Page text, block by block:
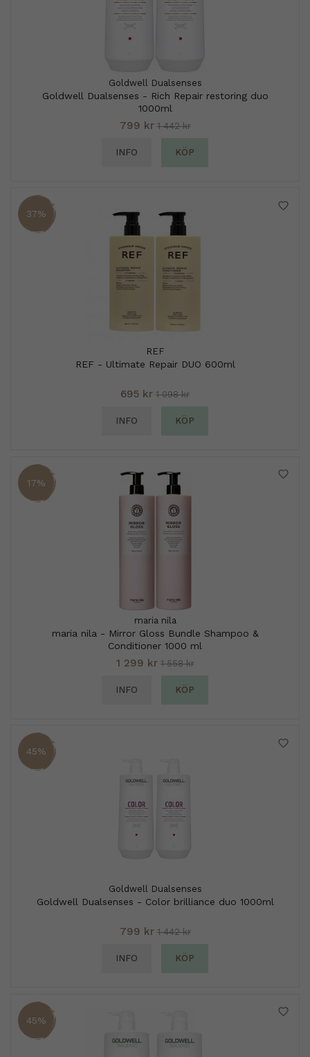
Goldwell Dualsenses
Goldwell Dualsenses - Rich Repair restoring duo
1000ml
799 kr 1 442 kr
INFO KÖP
37%
REF
REF - Ultimate Repair DUO 600ml
695 kr 1 098 kr
INFO KÖP
17%
maria nila
maria nila - Mirror Gloss Bundle Shampoo &
Conditioner 1000 ml
1 299 kr 1 558 kr
INFO KÖP
45%
Goldwell Dualsenses
Goldwell Dualsenses - Color brilliance duo 1000ml
799 kr 1 442 kr
INFO KÖP
45%